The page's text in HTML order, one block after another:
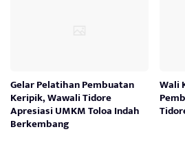
Gelar Pelatihan Pembuatan
Keripik, Wawali Tidore
Apresiasi UMKM Toloa Indah
Berkembang
Wali